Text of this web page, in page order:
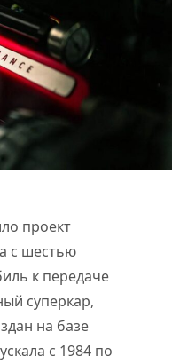
проект
с шестью
к передаче
суперкар,
на базе
с 1984 по